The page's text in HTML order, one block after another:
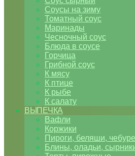
Соусы на зиму
Томатный соус
Маринады
Чесночный соус
Блюда в соусе
Горчица
Грибной соус
К мясу
К птице
К рыбе
К салату
ВЫПЕЧКА
Вафли
Коржики
Пироги, беляши,
Блины, оладьи,